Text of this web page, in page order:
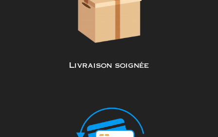
Livraison soignée